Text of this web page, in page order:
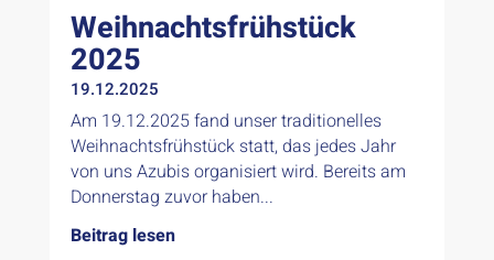
Weihnachtsfrühstück
2025
19.12.2025
Am 19.12.2025 fand unser traditionelles
Weihnachtsfrühstück statt, das jedes Jahr
von uns Azubis organisiert wird. Bereits am
Donnerstag zuvor haben...
Beitrag lesen